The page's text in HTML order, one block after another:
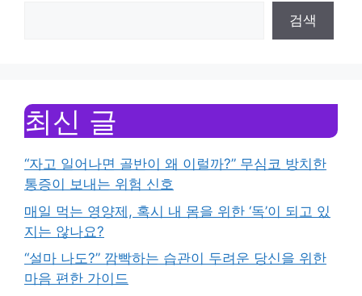
검색
최신 글
“자고 일어나면 골반이 왜 이럴까?” 무심코 방치한
통증이 보내는 위험 신호
매일 먹는 영양제, 혹시 내 몸을 위한 ‘독’이 되고 있
지는 않나요?
“설마 나도?” 깜빡하는 습관이 두려운 당신을 위한
마음 편한 가이드